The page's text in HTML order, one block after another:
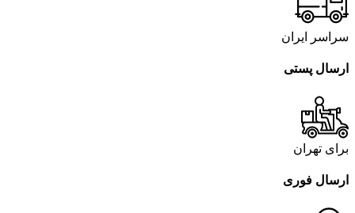
سراسر ایران
ارسال پستی
برای تهران
ارسال فوری